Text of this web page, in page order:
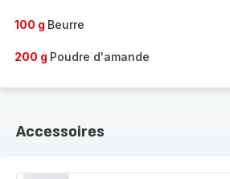
100 g Beurre
200 g Poudre d'amande
Accessoires